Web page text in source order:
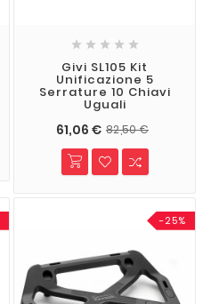
    
Givi SL105 Kit
Unificazione 5
Serrature 10 Chiavi
Uguali
61,06 € 82,50 €
-25%